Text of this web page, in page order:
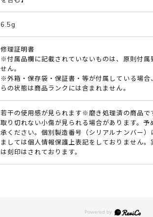
6.5g
修理証明書
※付属品欄に記載されていないものは、原則付属
せん。
※外箱・保存袋・保証書・等が付属している場合
らの状態は商品ランクには含まれません。
若干の使用感が見られます※磨き処理済の商品で
取り切れない小傷が見られる場合があります。予
承ください。個別製造番号（シリアルナンバー）
ましては個人情報保護上表記をしておりません。
は刻印はされております。